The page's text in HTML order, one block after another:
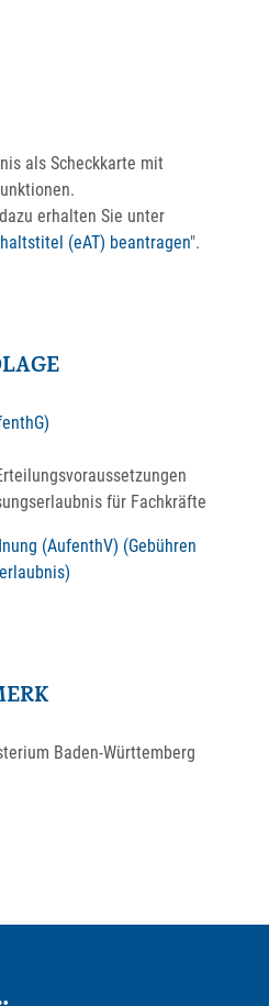
als Scheckkarte mit
erhalten Sie unter
(eAT) beantragen".
für Fachkräfte
(AufenthV) (Gebühren
Baden-Württemberg